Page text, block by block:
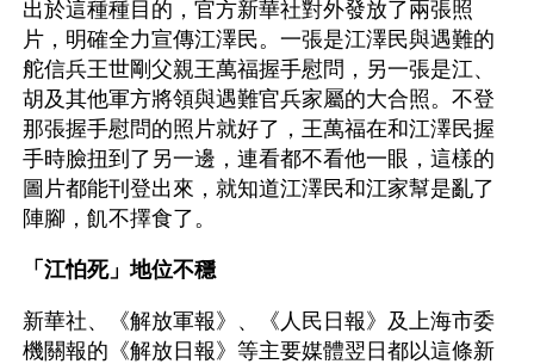
出於這種種目的，官方新華社對外發放了兩張照
片，明確全力宣傳江澤民。一張是江澤民與遇難的
舵信兵王世剛父親王萬福握手慰問，另一張是江、
胡及其他軍方將領與遇難官兵家屬的大合照。不登
那張握手慰問的照片就好了，王萬福在和江澤民握
手時臉扭到了另一邊，連看都不看他一眼，這樣的
圖片都能刊登出來，就知道江澤民和江家幫是亂了
陣腳，飢不擇食了。
「江怕死」地位不穩
新華社、《解放軍報》、《人民日報》及上海市委
機關報的《解放日報》等主要媒體翌日都以這條新